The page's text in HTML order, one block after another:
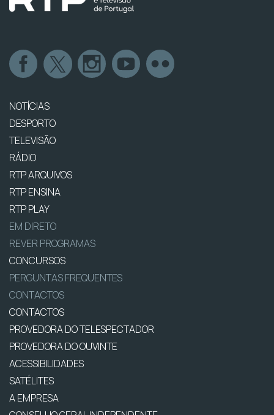
NOTÍCIAS
DESPORTO
TELEVISÃO
RÁDIO
RTP ARQUIVOS
RTP ENSINA
RTP PLAY
EM DIRETO
REVER PROGRAMAS
CONCURSOS
PERGUNTAS FREQUENTES
CONTACTOS
CONTACTOS
PROVEDORA DO TELESPECTADOR
PROVEDORA DO OUVINTE
ACESSIBILIDADES
SATÉLITES
A EMPRESA